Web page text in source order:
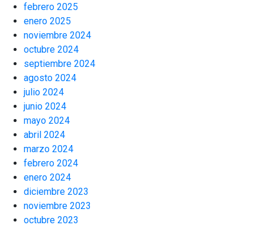
febrero 2025
enero 2025
noviembre 2024
octubre 2024
septiembre 2024
agosto 2024
julio 2024
junio 2024
mayo 2024
abril 2024
marzo 2024
febrero 2024
enero 2024
diciembre 2023
noviembre 2023
octubre 2023